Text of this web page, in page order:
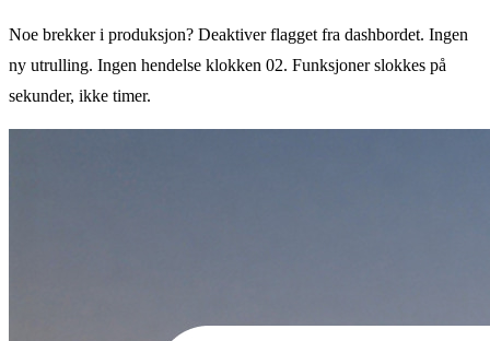
Noe brekker i produksjon? Deaktiver flagget fra dashbordet. Ingen
ny utrulling. Ingen hendelse klokken 02. Funksjoner slokkes på
sekunder, ikke timer.